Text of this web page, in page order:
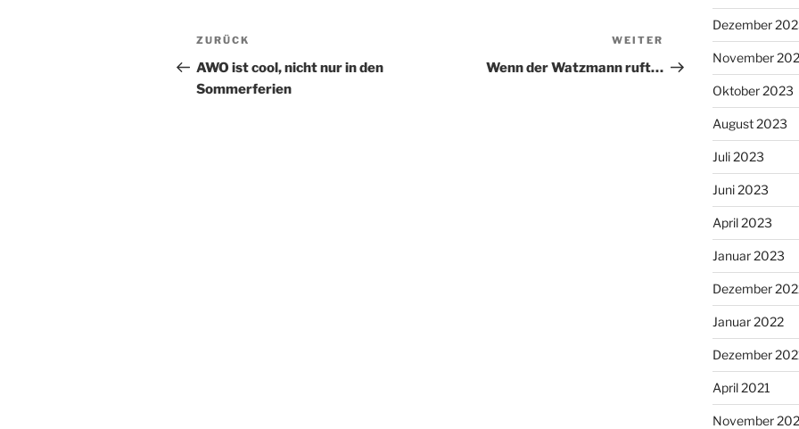
Beitragsnavigation
Vorheriger
Beitrag
ZURÜCK
AWO ist cool, nicht nur in den
Sommerferien
Nächster
Beitrag
WEITER
Wenn der Watzmann ruft…
Dezember
November
Oktober 2023
August 2023
Juli 2023
Juni 2023
April 2023
Januar 2023
Dezember
Januar 2022
Dezember
April 2021
November